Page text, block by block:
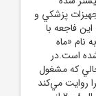
پزشکي و
فاجعه با
نام «ماه
است.در
که مشغول
روايت مي‌کند